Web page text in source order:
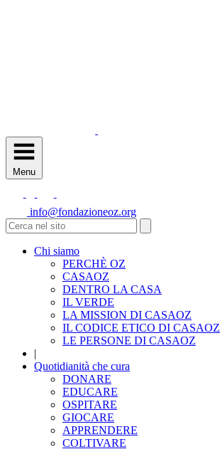
Menu
info@fondazioneoz.org
Chi siamo
PERCHÈ OZ
CASAOZ
DENTRO LA CASA
IL VERDE
LA MISSION DI CASAOZ
IL CODICE ETICO DI CASAOZ
LE PERSONE DI CASAOZ
|
Quotidianità che cura
DONARE
EDUCARE
OSPITARE
GIOCARE
APPRENDERE
COLTIVARE